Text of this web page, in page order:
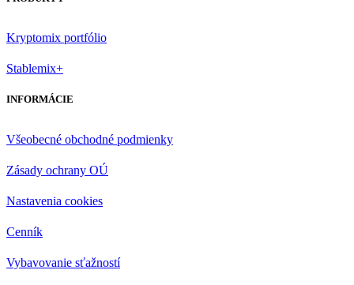
Kryptomix portfólio
Stablemix+
INFORMÁCIE
Všeobecné obchodné podmienky
Zásady ochrany OÚ
Nastavenia cookies
Cenník
Vybavovanie sťažností